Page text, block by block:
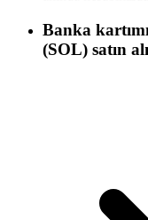
Banka
(SOL) satın